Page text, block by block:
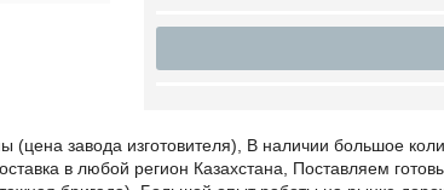
(цена завода изготовителя), В наличии большое
в любой регион Казахстана, Поставляем